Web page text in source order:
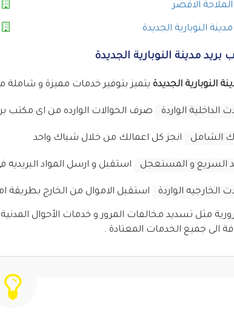
الاقصر
النوبارية الجديدة
مدينة النوبارية الجديدة
النوبارية الجديدة يتميز بتوفير خدمات مميزة و شاملة
الداخلية الواردة صرف الحوالات الوارده من اى مكتب
الشامل انجز كل اعمالك من خلال شباك واحد
السريع و المستعجل استقبل و ارسل المواد
الخارجيه الواردة استقبل الاموال من الخارج بطريقة
مثل تسديد مخالفات المرور و خدمات الأحوال
الى جميع الخدمات المعتادة .